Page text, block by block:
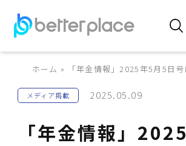
ホーム » 「年金情報」2025年5月5日
メディア掲載 2025.05.09
「年金情報」